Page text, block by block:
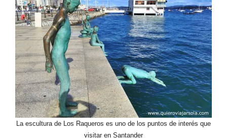
La escultura de Los Raqueros es uno de los puntos de interés que
visitar en Santander